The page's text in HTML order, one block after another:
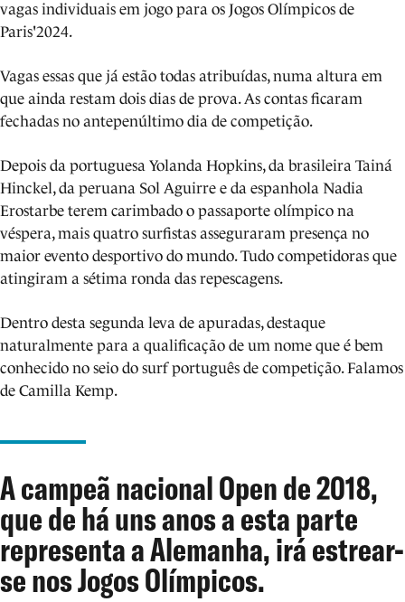
vagas individuais em jogo para os Jogos Olímpicos de
Paris'2024.
Vagas essas que já estão todas atribuídas, numa altura em
que ainda restam dois dias de prova. As contas ficaram
fechadas no antepenúltimo dia de competição.
Depois da portuguesa Yolanda Hopkins, da brasileira Tainá
Hinckel, da peruana Sol Aguirre e da espanhola Nadia
Erostarbe terem carimbado o passaporte olímpico na
véspera, mais quatro surfistas asseguraram presença no
maior evento desportivo do mundo. Tudo competidoras que
atingiram a sétima ronda das repescagens.
Dentro desta segunda leva de apuradas, destaque
naturalmente para a qualificação de um nome que é bem
conhecido no seio do surf português de competição. Falamos
de Camilla Kemp.
A campeã nacional Open de 2018,
que de há uns anos a esta parte
representa a Alemanha, irá estrear-
se nos Jogos Olímpicos.